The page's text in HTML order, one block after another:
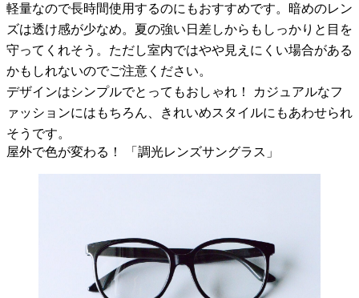
軽量なので長時間使用するのにもおすすめです。暗めのレン
ズは透け感が少なめ。夏の強い日差しからもしっかりと目を
守ってくれそう。ただし室内ではやや見えにくい場合がある
かもしれないのでご注意ください。
デザインはシンプルでとってもおしゃれ！ カジュアルなフ
ァッションにはもちろん、きれいめスタイルにもあわせられ
そうです。
屋外で色が変わる！ 「調光レンズサングラス」